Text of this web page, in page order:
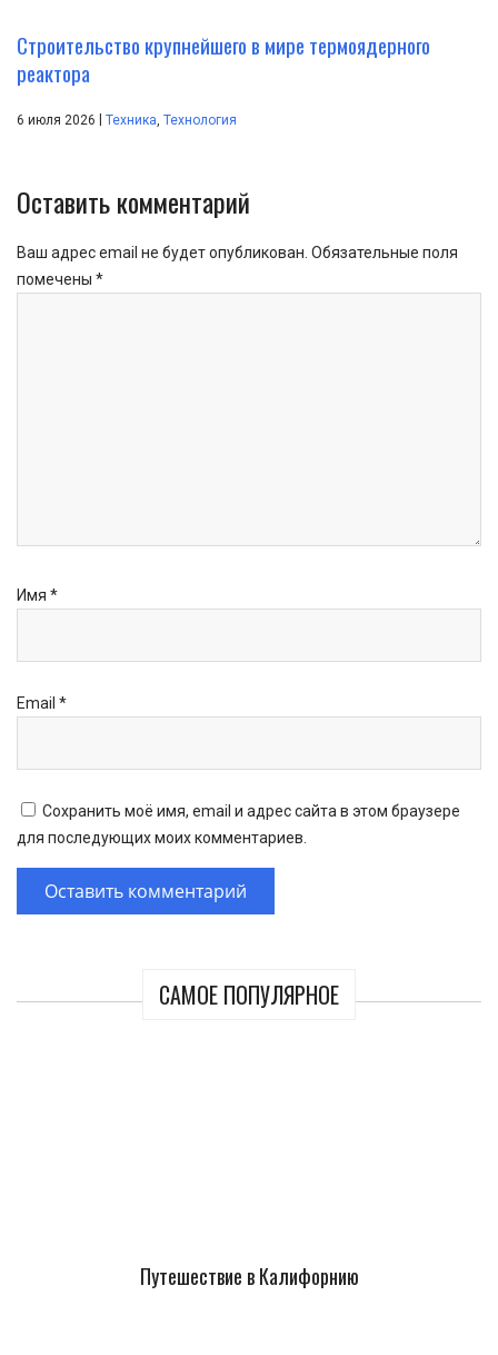
САМОЕ ПОПУЛЯРНОЕ
Путешествие в Калифорнию
Строительство крупнейшего в мире термоядерного
реактора
6 июля 2026 Техника, Технология
Оставить комментарий
Ваш адрес email не будет опубликован. Обязательные поля
помечены *
Имя *
Email *
Сохранить моё имя, email и адрес сайта в этом браузере
для последующих моих комментариев.